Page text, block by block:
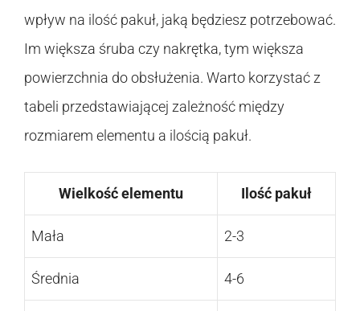
wpływ na ilość pakuł, jaką będziesz potrzebować.
Im większa śruba czy nakrętka, tym większa
powierzchnia do obsłużenia. Warto korzystać z
tabeli przedstawiającej zależność między
rozmiarem elementu a ilością pakuł.
Wielkość elementu Ilość pakuł
Mała 2-3
Średnia 4-6